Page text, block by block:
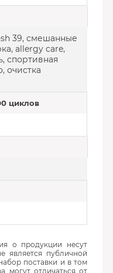
39, смешанные
allergy care,
спортивная
очистка
циклов
о продукции несут
является публичной
поставки и в том
могут отличаться от